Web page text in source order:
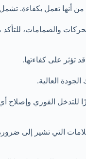
أنها تعمل بكفاءة.
الأساسية، مثل المحركات
على كفاءتها.
العالية.
الفوري وإصلاح
التي تشير إلى